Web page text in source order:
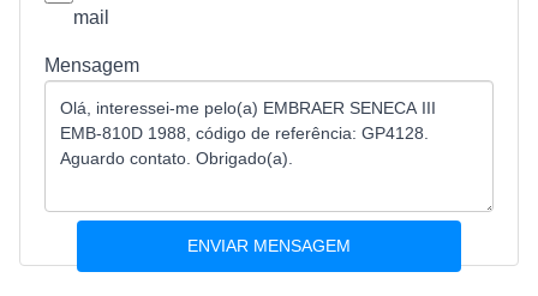
mail
Mensagem